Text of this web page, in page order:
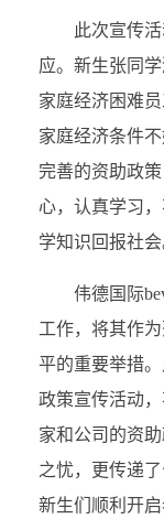
此次宣传
应。新生张同
家庭经济困难
家庭经济条件
完善的资助政
心，认真学习
学知识回报社会
伟德国际
工作，将其作
平的重要举措
政策宣传活动
家和公司的资
之忧，更传递
新生们顺利开